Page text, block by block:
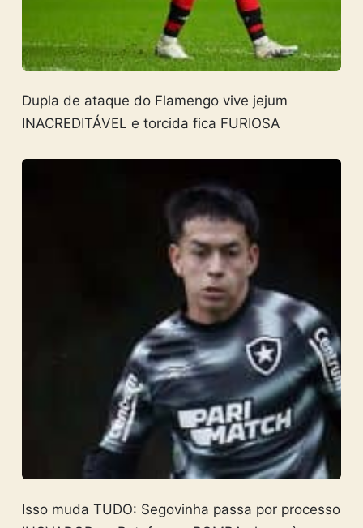
Dupla de ataque do Flamengo vive jejum
INACREDITÁVEL e torcida fica FURIOSA
Isso muda TUDO: Segovinha passa por processo